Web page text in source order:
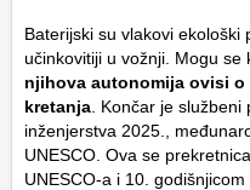
Baterijski su vlakovi ekološki
učinkovitiji u vožnji. Mogu se
njihova autonomija ovisi
kretanja . Končar je
inženjerstva 2025.,
UNESCO. Ova se
UNESCO-a i 10.